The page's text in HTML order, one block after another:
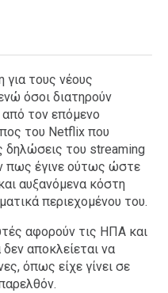
για τους νέους
όσοι διατηρούν
τον επόμενο
του Netflix που
δηλώσεις του streaming
πως έγινε ούτως ώστε
αυξανόμενα κόστη
περιεχομένου του.
αφορούν τις ΗΠΑ και
αποκλείεται να
όπως είχε γίνει σε